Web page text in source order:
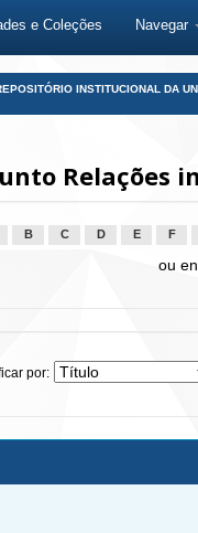
e Coleções Navegar
INSTITUCIONAL DA
Relações
B C D E F
ou
por: